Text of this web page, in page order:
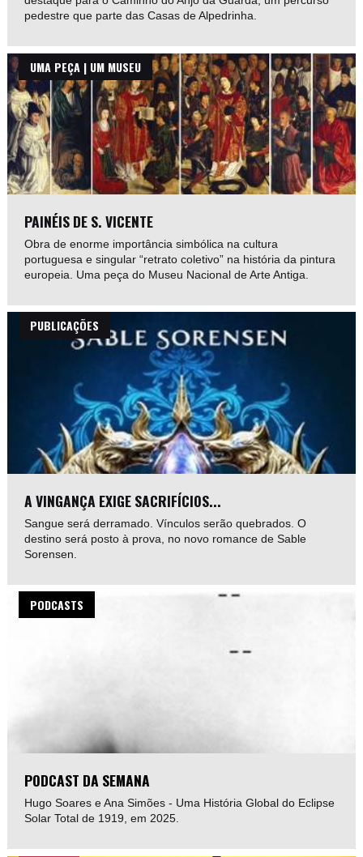
pedestre que parte das Casas de Alpedrinha.
UMA PEÇA | UM MUSEU
PAINÉIS DE S. VICENTE
Obra de enorme importância simbólica na cultura
portuguesa e singular “retrato coletivo” na história da pintura
europeia. Uma peça do Museu Nacional de Arte Antiga.
PUBLICAÇÕES
A VINGANÇA EXIGE SACRIFÍCIOS...
Sangue será derramado. Vínculos serão quebrados. O
destino será posto à prova, no novo romance de Sable
Sorensen.
PODCASTS
PODCAST DA SEMANA
Hugo Soares e Ana Simões - Uma História Global do Eclipse
Solar Total de 1919, em 2025.